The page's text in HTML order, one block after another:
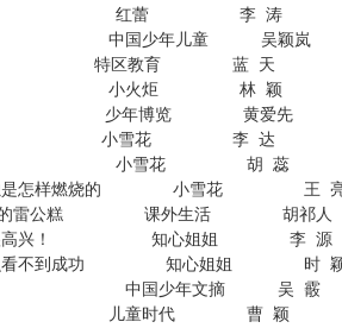
邮包 红蕾 李 涛
中国少年儿童 吴颖岚
区教育 蓝 天
读 小火炬 林 颖
少年博览 黄爱先
小雪花 李 达
”栏目 小雪花 胡 蕊
蜡烛是怎样燃烧的 小雪花 王
”里的雷公糕 课外生活 胡祁人
我很高兴！ 知心姐姐 李 源
什么看不到成功 知心姐姐 时
院 中国少年文摘 吴 霰
爱 儿童时代 曹 颖